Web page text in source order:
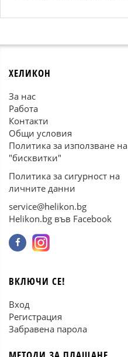
ХЕЛИКОН
За нас
Работа
Контакти
Общи условия
Политика за използване на
"бисквитки"
Политика за сигурност на
личните данни
service@helikon.bg
Helikon.bg във Facebook
ВКЛЮЧИ СЕ!
Вход
Регистрация
Забравена парола